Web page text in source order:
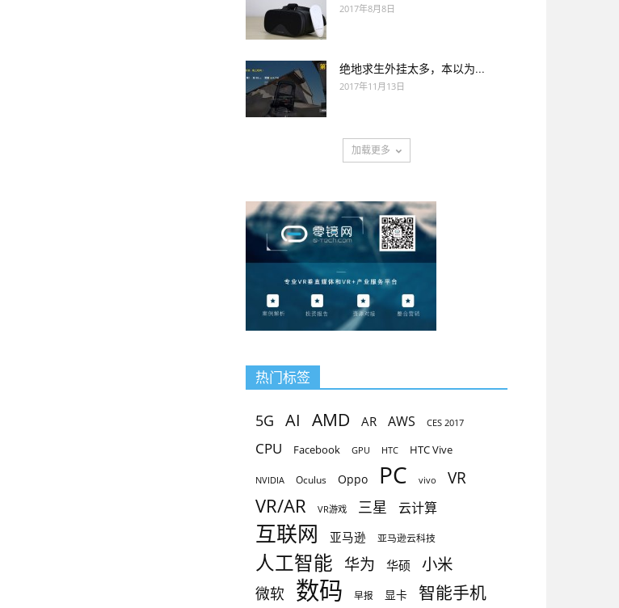
2017年8月8日
绝地求生外挂太多，本以为...
2017年11月13日
加载更多
热门标签
5G AI AMD AR AWS CES 2017
CPU Facebook GPU HTC HTC Vive
NVIDIA Oculus Oppo PC vivo VR
VR/AR VR游戏 三星 云计算
互联网 亚马逊 亚马逊云科技
人工智能 华为 华硕 小米
微软 数码 早报 显卡 智能手机